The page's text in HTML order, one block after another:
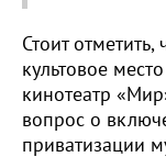
Стоит
культовое
кинотеатр
вопрос о
приватизации